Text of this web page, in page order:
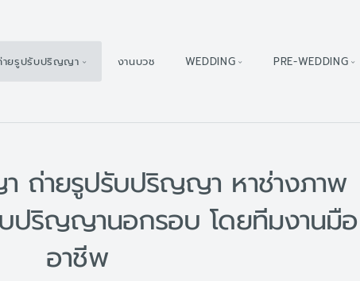
ายรูปรับปริญญา งานบวช WEDDING PRE-WEDDING
ถ่ายรูปรับปริญญา หาช่างภาพ
ปริญญานอกรอบ โดยทีมงานมือ
อาชีพ